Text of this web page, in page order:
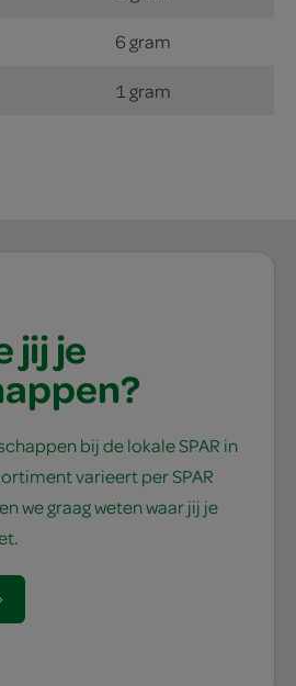
6 gram
1 gram
jij je
bij de lokale SPAR in
varieert per SPAR
we graag weten waar jij je